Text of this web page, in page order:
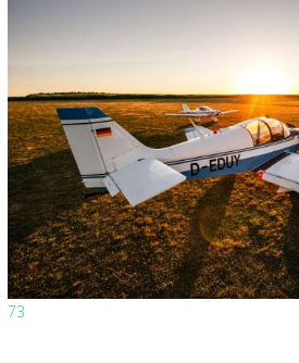
73